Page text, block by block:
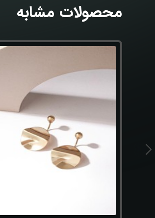
محصولات مشابه